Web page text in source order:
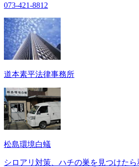
073-421-8812
道本素平法律事務所
松島環境白蟻
シロアリ対策、ハチの巣を見つけた